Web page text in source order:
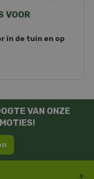
VOOR
in de tuin en op
VAN ONZE